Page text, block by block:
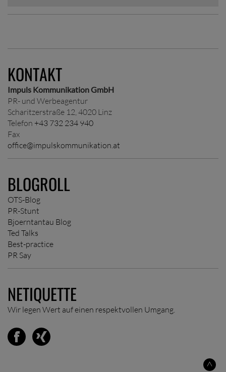
KONTAKT
Impuls Kommunikation GmbH
PR- und Werbeagentur
Scharitzerstraße 12, 4020 Linz
Telefon +43 732 234 940
Fax
office@impulskommunikation.at
BLOGROLL
OTS-Blog
PR-Stunt
Bjoerntantau Blog
Ted Talks
Best-practice
PR Say
NETIQUETTE
Wir legen Wert auf einen respektvollen Umgang.